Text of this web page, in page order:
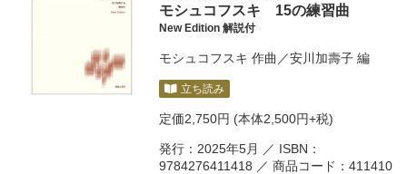
モシュコフスキ 15の練習曲
New Edition 解説付
モシュコフスキ 作曲／安川加壽子 編
立ち読み
定価2,750円 (本体2,500円+税)
発行：2025年5月 ／ ISBN：
9784276411418 ／ 商品コード：411410